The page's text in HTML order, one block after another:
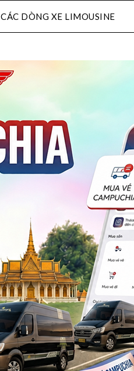
CÁC DÒNG XE LIMOUSINE